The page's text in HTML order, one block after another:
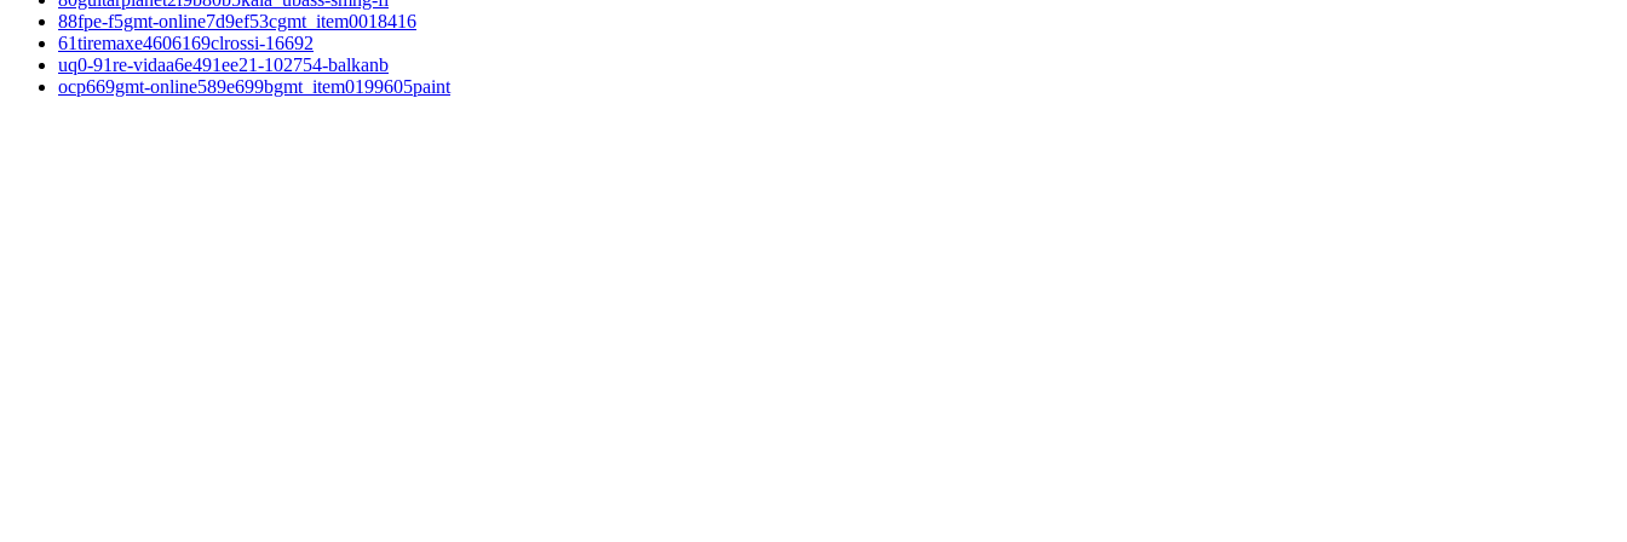
88fpe-f5gmt-online7d9ef53cgmt_item0018416
61tiremaxe4606169clrossi-16692
uq0-91re-vidaa6e491ee21-102754-balkanb
ocp669gmt-online589e699bgmt_item0199605paint